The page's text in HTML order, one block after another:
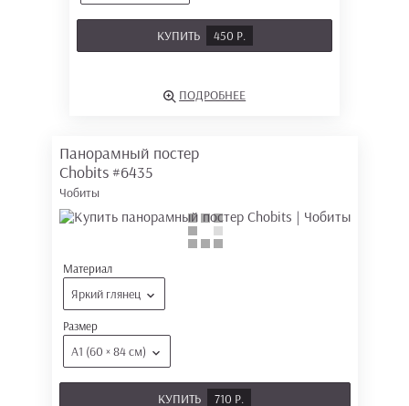
КУПИТЬ 450 Р.
ПОДРОБНЕЕ
Панорамный постер
Chobits #6435
Чобиты
Материал
Яркий глянец
Размер
А1 (60 × 84 см)
КУПИТЬ 710 Р.